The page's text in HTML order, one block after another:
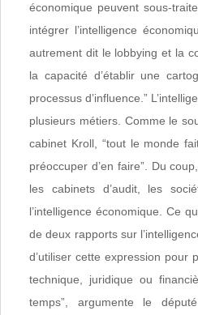
économique peuvent sous-
intégrer l’intelligence
autrement dit le lobbying et la
la capacité d’établir une
processus d’influence.”
plusieurs métiers. Comme le
cabinet Kroll, “tout le monde
préoccuper d’en faire”. Du
les cabinets d’audit, les
l’intelligence économique. Ce
de deux rapports sur
d’utiliser cette expression pour
technique, juridique ou
temps”, argumente le